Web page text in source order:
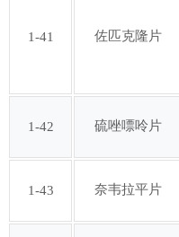
1-41 佐匹克隆片
1-42 硫唑嘌呤片
1-43 奈韦拉平片